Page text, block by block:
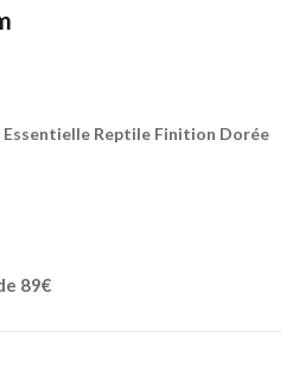
Essentielle Reptile Finition Dorée
89€